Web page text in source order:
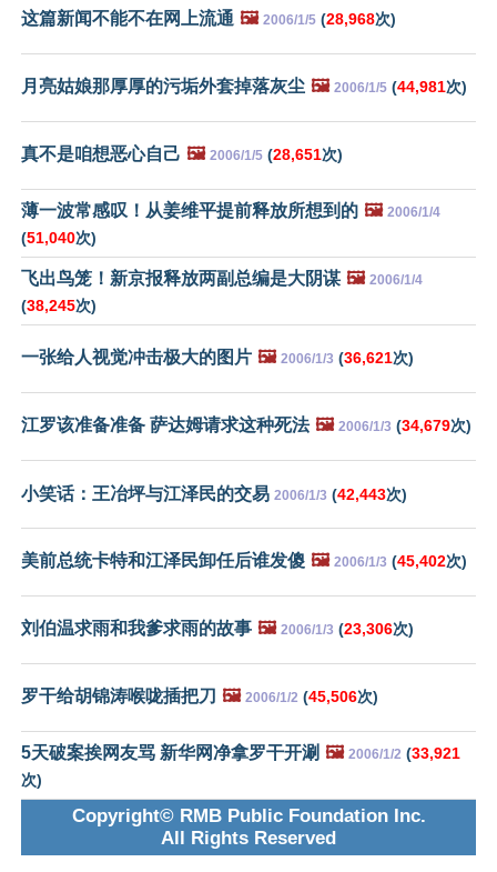
这篇新闻不能不在网上流通 🖼️ 2006/1/5 (28,968次)
月亮姑娘那厚厚的污垢外套掉落灰尘 🖼️ 2006/1/5 (44,981次)
真不是咱想恶心自己 🖼️ 2006/1/5 (28,651次)
薄一波常感叹！从姜维平提前释放所想到的 🖼️ 2006/1/4
(51,040次)
飞出鸟笼！新京报释放两副总编是大阴谋 🖼️ 2006/1/4
(38,245次)
一张给人视觉冲击极大的图片 🖼️ 2006/1/3 (36,621次)
江罗该准备准备 萨达姆请求这种死法 🖼️ 2006/1/3 (34,679次)
小笑话：王冶坪与江泽民的交易 2006/1/3 (42,443次)
美前总统卡特和江泽民卸任后谁发傻 🖼️ 2006/1/3 (45,402次)
刘伯温求雨和我爹求雨的故事 🖼️ 2006/1/3 (23,306次)
罗干给胡锦涛喉咙插把刀 🖼️ 2006/1/2 (45,506次)
5天破案挨网友骂 新华网净拿罗干开涮 🖼️ 2006/1/2 (33,921
次)
Copyright© RMB Public Foundation Inc.
All Rights Reserved